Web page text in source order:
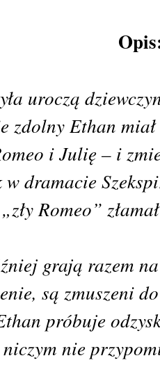
uroczą
zdolny Ethan miał
i Julię – i
w dramacie
„zły Romeo”
grają razem
są zmuszeni
próbuje
nie